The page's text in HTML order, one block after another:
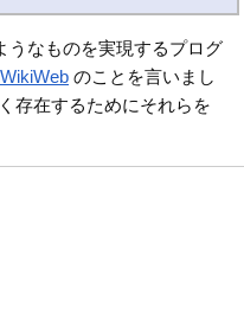
うなものを実現するプログ
のことを言いまし
存在するためにそれらを